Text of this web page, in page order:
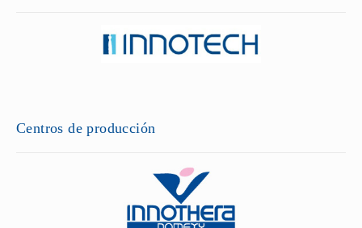
Centros de producción